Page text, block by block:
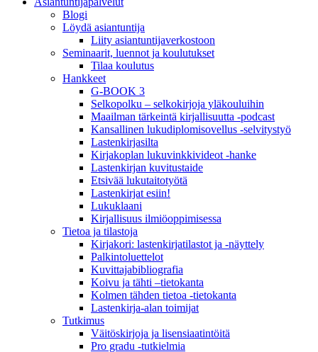
Blogi
Löydä asiantuntija
Liity asiantuntijaverkostoon
Seminaarit, luennot ja koulutukset
Tilaa koulutus
Hankkeet
G-BOOK 3
Selkopolku – selkokirjoja yläkouluihin
Maailman tärkeintä kirjallisuutta -podcast
Kansallinen lukudiplomisovellus -selvitystyö
Lastenkirjasilta
Kirjakoplan lukuvinkkivideot -hanke
Lastenkirjan kuvitustaide
Etsivää lukutaitotyötä
Lastenkirjat esiin!
Lukuklaani
Kirjallisuus ilmiöoppimisessa
Tietoa ja tilastoja
Kirjakori: lastenkirjatilastot ja -näyttely
Palkintoluettelot
Kuvittaja­bibliografia
Koivu ja tähti –tietokanta
Kolmen tähden tietoa -tietokanta
Lastenkirja-alan toimijat
Tutkimus
Väitöskirjoja ja lisensiaatintöitä
Pro gradu -tutkielmia